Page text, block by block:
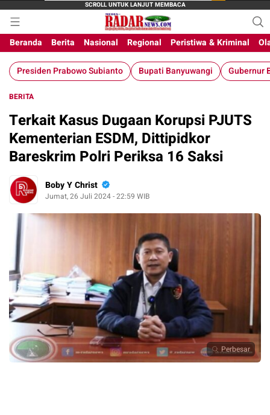
Beranda Berita Nasional Regional Peristiwa & Kriminal
Presiden Prabowo Subianto Bupati Banyuwangi Gubernur
BERITA
Terkait Kasus Dugaan Korupsi PJUTS
Kementerian ESDM, Dittipidkor
Bareskrim Polri Periksa 16 Saksi
Boby Y Christ
Jumat, 26 Juli 2024 - 22:59 WIB
Perbesar